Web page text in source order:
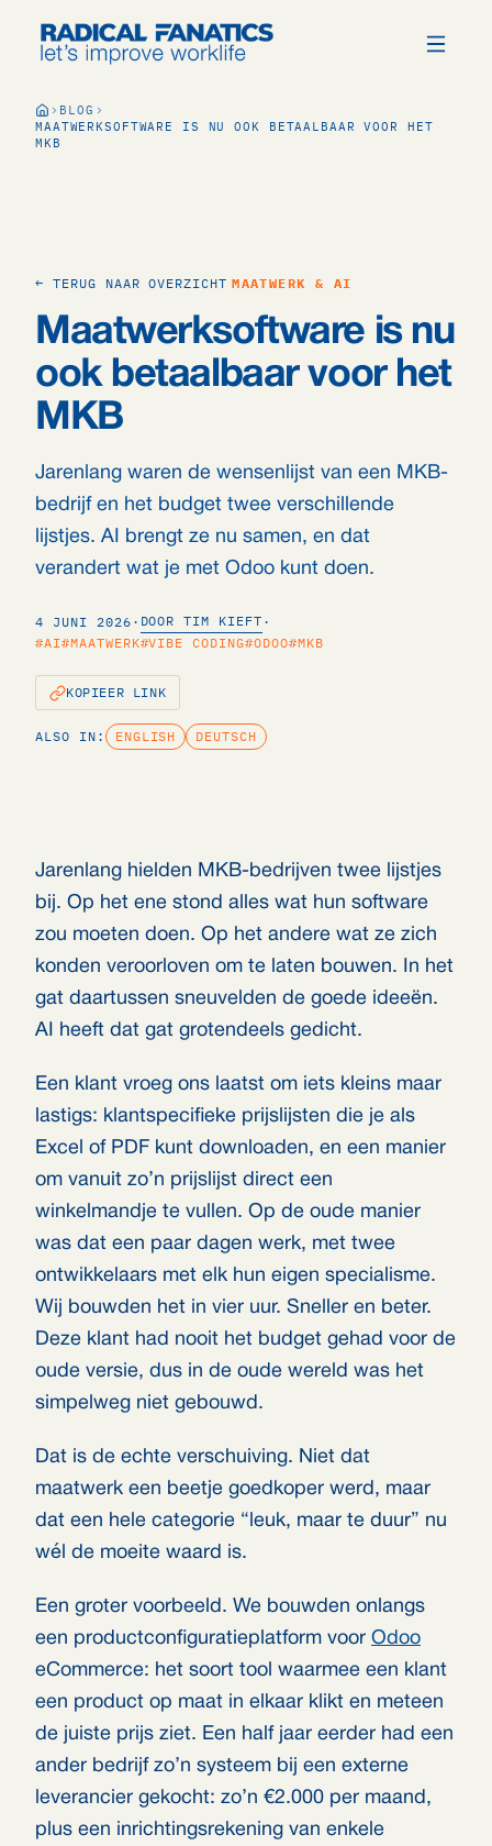
BLOG
MAATWERKSOFTWARE IS NU OOK BETAALBAAR VOOR HET
MKB
← TERUG NAAR OVERZICHT MAATWERK & AI
Maatwerksoftware is nu
ook betaalbaar voor het
MKB
Jarenlang waren de wensenlijst van een MKB-
bedrijf en het budget twee verschillende
lijstjes. AI brengt ze nu samen, en dat
verandert wat je met Odoo kunt doen.
4 JUNI 2026 · DOOR TIM KIEFT ·
#AI#MAATWERK#VIBE CODING#ODOO#MKB
KOPIEER LINK
ALSO IN: ENGLISH DEUTSCH
Jarenlang hielden MKB-bedrijven twee lijstjes
bij. Op het ene stond alles wat hun software
zou moeten doen. Op het andere wat ze zich
konden veroorloven om te laten bouwen. In het
gat daartussen sneuvelden de goede ideeën.
AI heeft dat gat grotendeels gedicht.
Een klant vroeg ons laatst om iets kleins maar
lastigs: klantspecifieke prijslijsten die je als
Excel of PDF kunt downloaden, en een manier
om vanuit zo’n prijslijst direct een
winkelmandje te vullen. Op de oude manier
was dat een paar dagen werk, met twee
ontwikkelaars met elk hun eigen specialisme.
Wij bouwden het in vier uur. Sneller en beter.
Deze klant had nooit het budget gehad voor de
oude versie, dus in de oude wereld was het
simpelweg niet gebouwd.
Dat is de echte verschuiving. Niet dat
maatwerk een beetje goedkoper werd, maar
dat een hele categorie “leuk, maar te duur” nu
wél de moeite waard is.
Een groter voorbeeld. We bouwden onlangs
een productconfiguratieplatform voor Odoo
eCommerce: het soort tool waarmee een klant
een product op maat in elkaar klikt en meteen
de juiste prijs ziet. Een half jaar eerder had een
ander bedrijf zo’n systeem bij een externe
leverancier gekocht: zo’n €2.000 per maand,
plus een inrichtingsrekening van enkele